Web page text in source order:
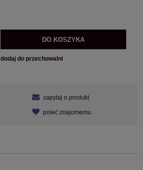
DO KOSZYKA
dodaj do przechowalni
zapytaj o produkt
poleć znajomemu